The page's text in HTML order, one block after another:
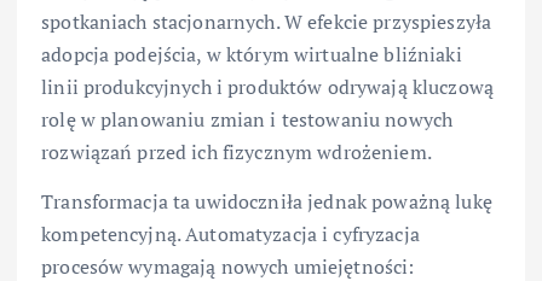
spotkaniach stacjonarnych. W efekcie przyspieszyła
adopcja podejścia, w którym wirtualne bliźniaki
linii produkcyjnych i produktów odrywają kluczową
rolę w planowaniu zmian i testowaniu nowych
rozwiązań przed ich fizycznym wdrożeniem.
Transformacja ta uwidoczniła jednak poważną lukę
kompetencyjną. Automatyzacja i cyfryzacja
procesów wymagają nowych umiejętności: